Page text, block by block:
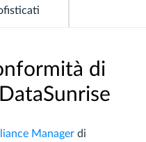
di
Manager di